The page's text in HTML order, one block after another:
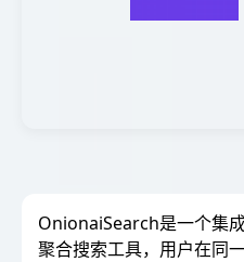
OnionaiSearch是一个集
聚合搜索工具，用户在同